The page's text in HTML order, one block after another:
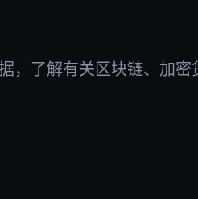
，了解有关区块链、加